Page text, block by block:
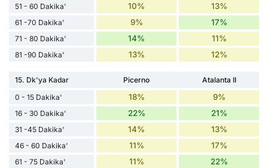
51 - 60 Dakika' 10% 13%
61 -70 Dakika' 9% 17%
71 - 80 Dakika' 14% 11%
81 -90 Dakika' 13% 12%
15. Dk'ya Kadar Picerno
Atalanta II
0 - 15 Dakika'
18% 9%
16 - 30 Dakika' 22% 21%
31 -45 Dakika' 14% 13%
46 - 60 Dakika' 11% 17%
61 - 75 Dakika' 11% 22%